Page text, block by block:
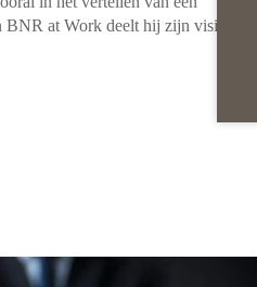
at Work deelt hij zijn visie.